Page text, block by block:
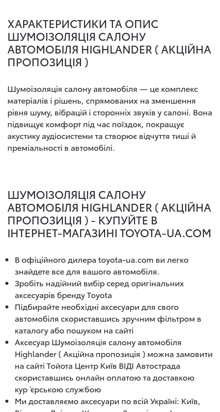
ХАРАКТЕРИСТИКИ ТА ОПИС
ШУМОІЗОЛЯЦІЯ САЛОНУ
АВТОМОБІЛЯ HIGHLANDER ( АКЦІЙНА
ПРОПОЗИЦІЯ )
Шумоізоляція салону автомобіля — це комплекс
матеріалів і рішень, спрямованих на зменшення
рівня шуму, вібрацій і сторонніх звуків у салоні. Вона
підвищує комфорт під час поїздок, покращує
акустику аудіосистеми та створює відчуття тиші й
преміальності в автомобілі.
ШУМОІЗОЛЯЦІЯ САЛОНУ
АВТОМОБІЛЯ HIGHLANDER ( АКЦІЙНА
ПРОПОЗИЦІЯ ) - КУПУЙТЕ В
ІНТЕРНЕТ-МАГАЗИНІ TOYOTA-UA.COM
В офіційного дилера toyota-ua.com ви легко
знайдете все для вашого автомобіля.
Зробіть надійний вибір серед оригінальних
аксесуарів бренду Toyota
Підбирайте необхідні аксесуари для свого
автомобіля скориставшись зручним фільтром в
каталогу або пошуком на сайті
Аксесуар Шумоізоляція салону автомобіля
Highlander ( Акційна пропозиція ) можна замовити
на сайті Тойота Центр Київ ВІДІ Автострада
скориставшись онлайн оплатою та доставкою
кур`єрською службою
Ми доставляємо аксесуари по всій Україні: Київ,